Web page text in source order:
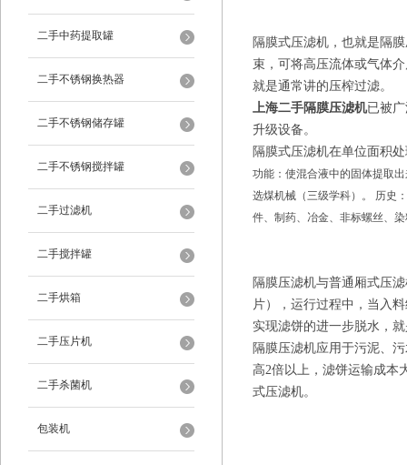
二手中药提取罐
二手不锈钢换热器
二手不锈钢储存罐
二手不锈钢搅拌罐
二手过滤机
二手搅拌罐
二手烘箱
二手压片机
二手杀菌机
包装机
隔膜式压滤机，也就是隔
束，可将高压流体或气体
就是通常讲的压榨过滤。
上海二手隔膜压滤机已被
升级设备。
隔膜式压滤机在单位面积
功能：使混合液中的固体提取
选煤机械（三级学科）。 历史
件、制药、冶金、非标螺丝、
隔膜压滤机与普通厢式压
片），运行过程中，当入
实现滤饼的进一步脱水，
隔膜压滤机应用于污泥、
高2倍以上，滤饼运输成本
式压滤机。